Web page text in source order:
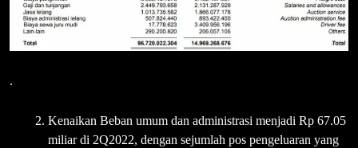
.
Kenaikan Beban umum dan administrasi menjadi Rp 67.05
miliar di 2Q2022, dengan sejumlah pos pengeluaran yang